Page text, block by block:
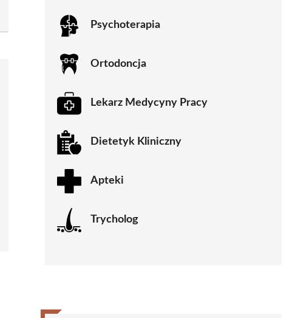
Psychoterapia
Ortodoncja
Lekarz Medycyny Pracy
Dietetyk Kliniczny
Apteki
Trycholog